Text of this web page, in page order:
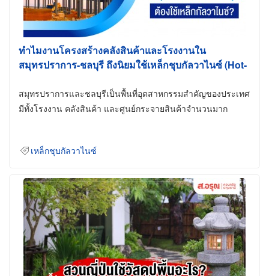
ทำไมงานโครงสร้างคลังสินค้าและโรงงานใน
สมุทรปราการ-ชลบุรี ถึงนิยมใช้เหล็กชุบกัลวาไนซ์ (Hot-
สมุทรปราการและชลบุรีเป็นพื้นที่อุตสาหกรรมสำคัญของประเทศ
มีทั้งโรงงาน คลังสินค้า และศูนย์กระจายสินค้าจำนวนมาก
เหล็กชุบกัลวาไนซ์